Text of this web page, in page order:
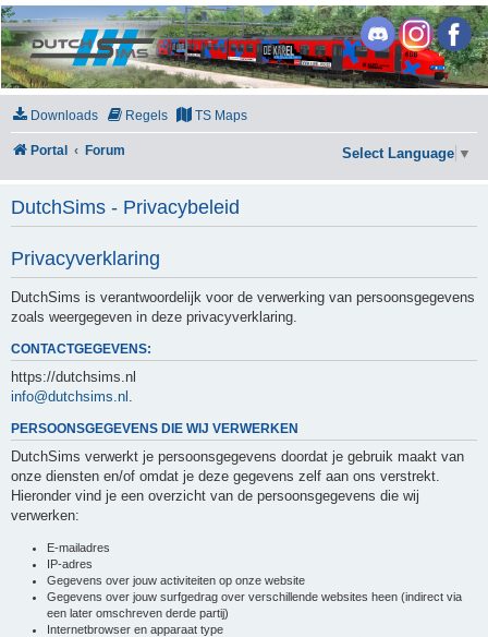
DutchSims
Downloads Regels TS Maps
Portal Forum Select Language ▼
DutchSims - Privacybeleid
Privacyverklaring
DutchSims is verantwoordelijk voor de verwerking van persoonsgegevens
zoals weergegeven in deze privacyverklaring.
CONTACTGEGEVENS:
https://dutchsims.nl
info@dutchsims.nl
PERSOONSGEGEVENS DIE WIJ VERWERKEN
DutchSims verwerkt je persoonsgegevens doordat je gebruik maakt van
onze diensten en/of omdat je deze gegevens zelf aan ons verstrekt.
Hieronder vind je een overzicht van de persoonsgegevens die wij
verwerken:
E-mailadres
IP-adres
Gegevens over jouw activiteiten op onze website
Gegevens over jouw surfgedrag over verschillende websites heen (indirect via
een later omschreven derde partij)
Internetbrowser en apparaat type